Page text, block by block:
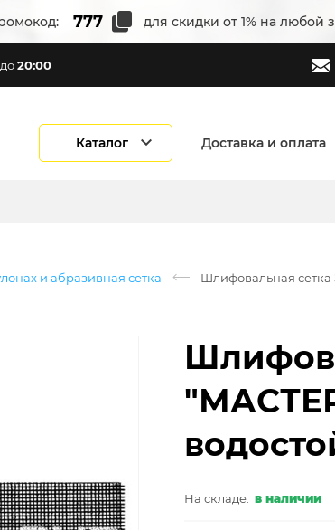
для скидки от 1% на любой
до20:00
Каталог Доставка и оплата
и абразивная сетка Шлифовальная
На складе: в наличии